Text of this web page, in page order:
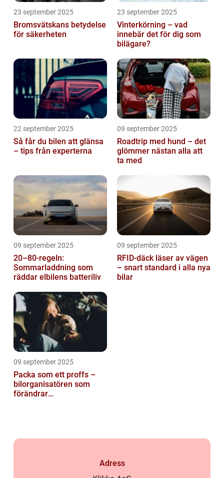
23 september 2025
Bromsvätskans betydelse
för säkerheten
23 september 2025
Vinterkörning – vad
innebär det för dig som
bilägare?
22 september 2025
Så får du bilen att glänsa
– tips från experterna
09 september 2025
Roadtrip med hund – det
glömmer nästan alla att
ta med
09 september 2025
20–80-regeln:
Sommarladdning som
räddar elbilens batteriliv
09 september 2025
RFID-däck läser av vägen
– snart standard i alla nya
bilar
09 september 2025
Packa som ett proffs –
bilorganisatören som
förändrar
Adress